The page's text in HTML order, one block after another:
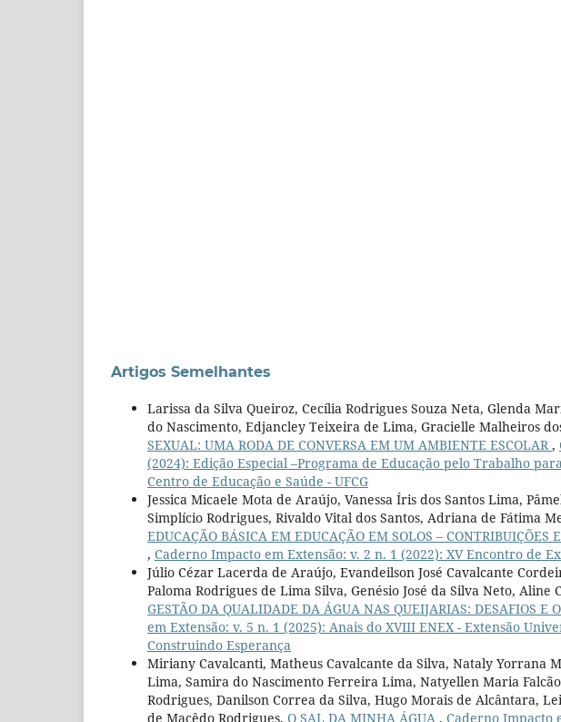
Artigos Semelhantes
Larissa da Silva Queiroz, Cecília Rodrigues Souza Neta, Glenda
do Nascimento, Edjancley Teixeira de Lima, Gracielle Malheiros
SEXUAL: UMA RODA DE CONVERSA EM UM AMBIENTE ESCOLAR,
(2024): Edição Especial –Programa de Educação pelo Trabalho
Centro de Educação e Saúde - UFCG
Jessica Micaele Mota de Araújo, Vanessa Íris dos Santos Lima,
Simplício Rodrigues, Rivaldo Vital dos Santos, Adriana de Fátima
EDUCAÇÃO BÁSICA EM EDUCAÇÃO EM SOLOS –
, Caderno Impacto em Extensão: v. 2 n. 1 (2022): XV Encontro de
Júlio Cézar Lacerda de Araújo, Evandeilson José Cavalcante
Paloma Rodrigues de Lima Silva, Genésio José da Silva Neto,
GESTÃO DA QUALIDADE DA ÁGUA NAS QUEIJARIAS: DESAFIOS E
em Extensão: v. 5 n. 1 (2025): Anais do XVIII ENEX - Extensão
Construindo Esperança
Miriany Cavalcanti, Matheus Cavalcante da Silva, Nataly Yorrana
Lima, Samira do Nascimento Ferreira Lima, Natyellen Maria
Rodrigues, Danilson Correa da Silva, Hugo Morais de Alcântara,
de Macêdo Rodrigues, O SAL DA MINHA ÁGUA , Caderno Impacto